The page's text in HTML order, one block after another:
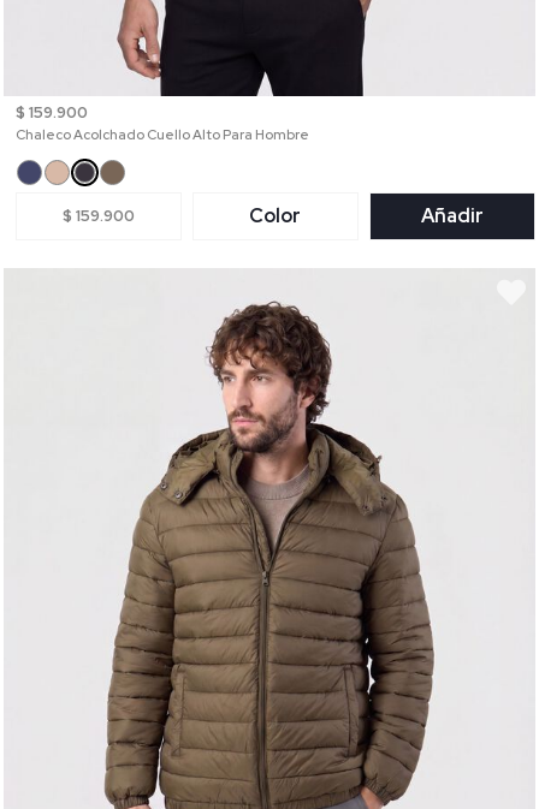
$ 159.900
Chaleco Acolchado Cuello Alto Para Hombre
$ 159.900 Color Añadir